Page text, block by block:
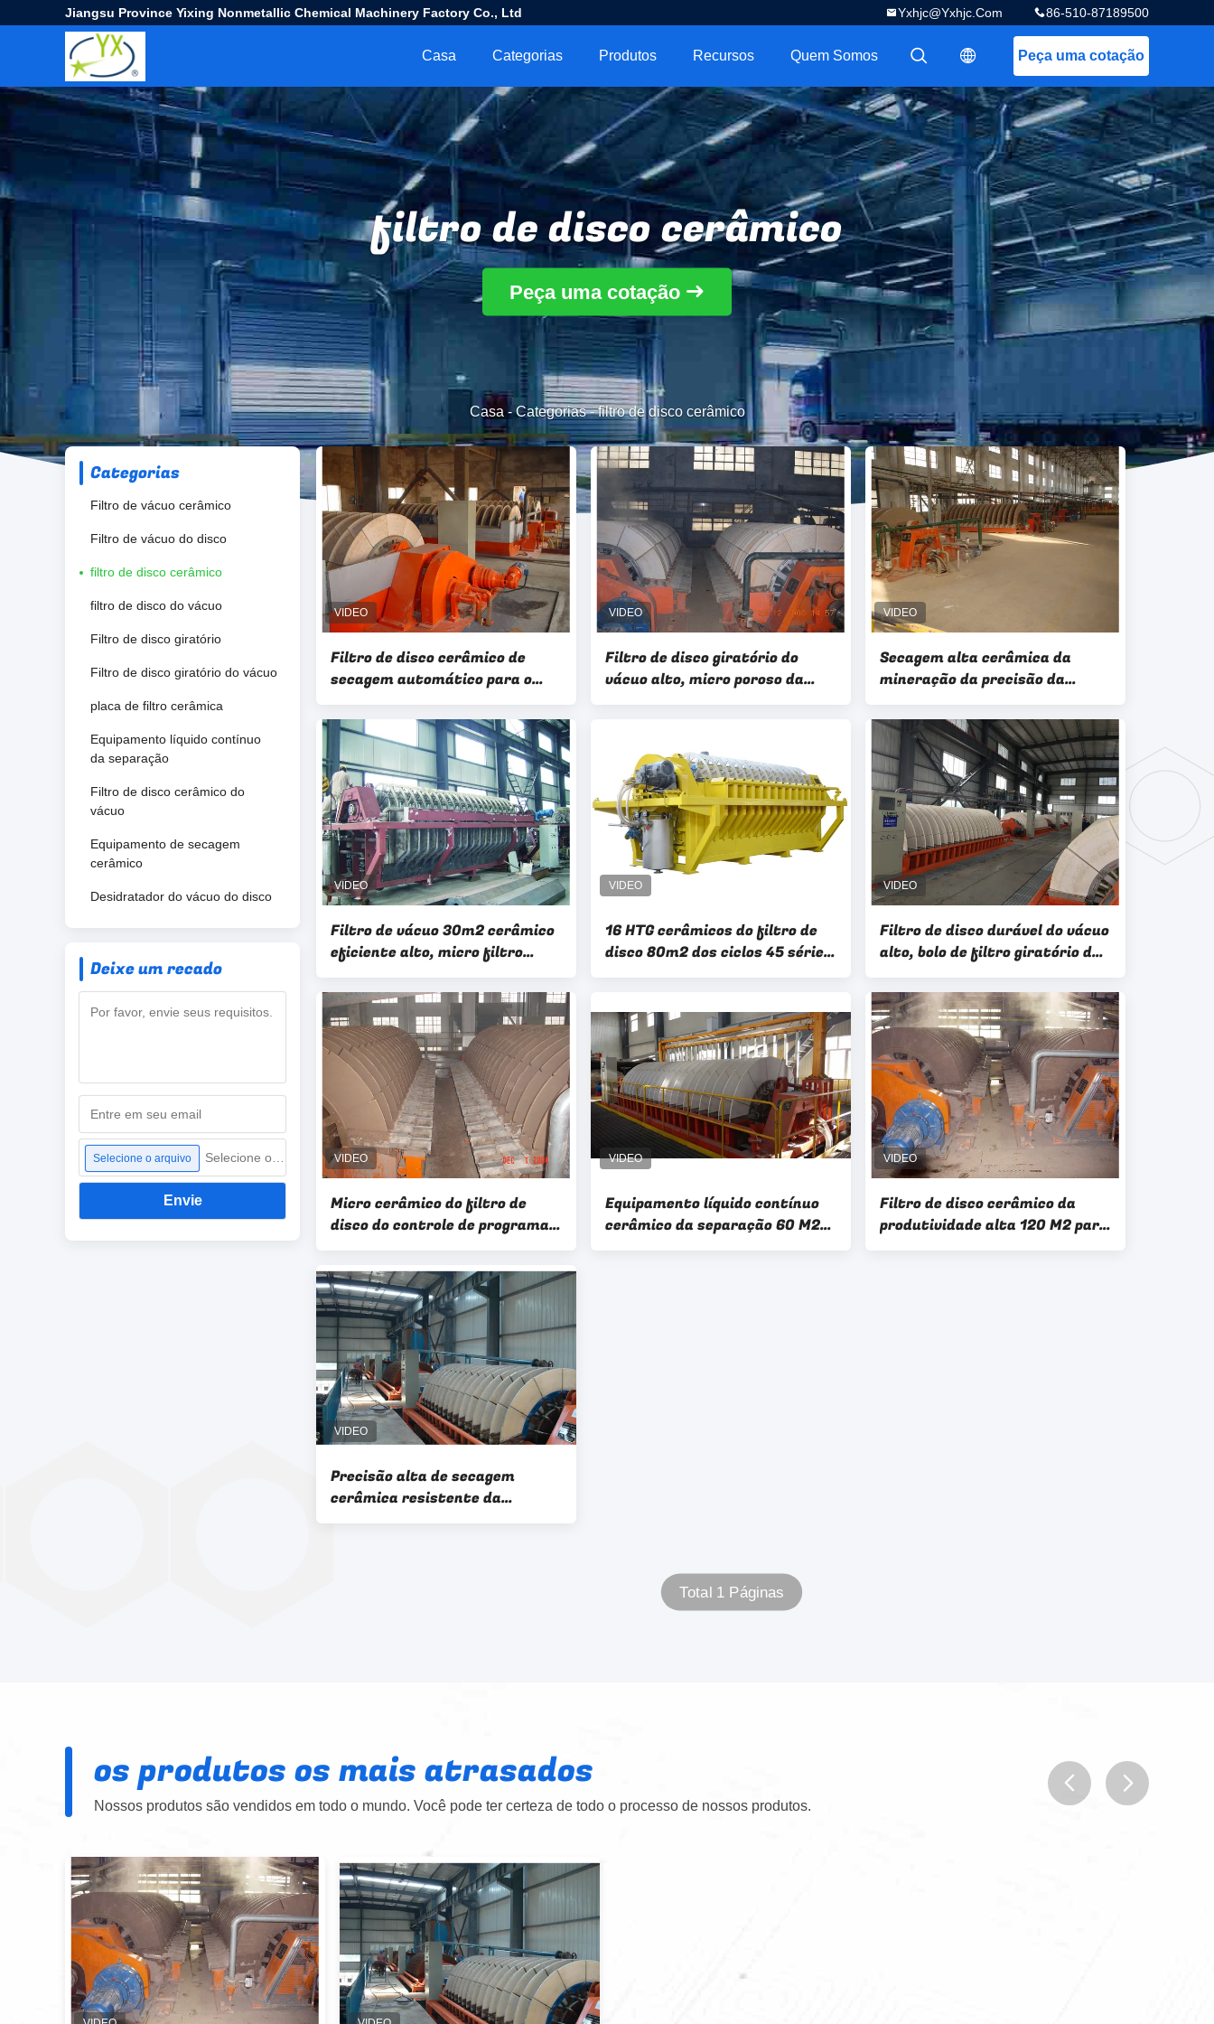
Jiangsu Province Yixing Nonmetallic Chemical Machinery Factory Co., Ltd 86-510-87189500
Yxhjc@yxhjc.com
Peça uma cotação
描述
描述
Casa Categorias Produtos Recursos Quem Somos
filtro de disco cerâmico
Peça uma cotação
Casa-Categorias-filtro de disco cerâmico
Categorias
Filtro de vácuo cerâmico
Filtro de vácuo do disco
filtro de disco cerâmico
filtro de disco do vácuo
Filtro de disco giratório
Filtro de disco giratório do vácuo
placa de filtro cerâmica
Equipamento líquido contínuo
da separação
Filtro de disco cerâmico do
vácuo
Equipamento de secagem
cerâmico
Desidratador do vácuo do disco
Deixe um recado
Selecione o arquivo
Envie
Filtro de disco cerâmico de
secagem automático para o
sólido - separação líquida
Filtro de disco giratório do
vácuo alto, micro poroso da
operação fácil giratória do
Secagem alta cerâmica da
mineração da precisão da
filtragem do filtro de disco da
série do HTG
Filtro de vácuo 30m2 cerâmico
eficiente alto, micro filtro
cerâmico poroso
16 HTG cerâmicos do filtro de
disco 80m2 dos ciclos 45 séries
da secagem da pedra saliente
Filtro de disco durável do vácuo
alto, bolo de filtro giratório do
filtro de vácuo bom
Micro cerâmico do filtro de
disco do controle de programa
do PLC - placa de filtro
cerâmica do furo
Equipamento líquido contínuo
cerâmico da separação 60 M2
para os concentrados que
Filtro de disco cerâmico da
produtividade alta 120 M2 para
a pasta separada da mina
Precisão alta de secagem
cerâmica resistente da
filtragem da máquina
Total 1 Páginas
os produtos os mais atrasados
Nossos produtos são vendidos em todo o mundo. Você pode ter certeza de todo o processo de nossos produtos.